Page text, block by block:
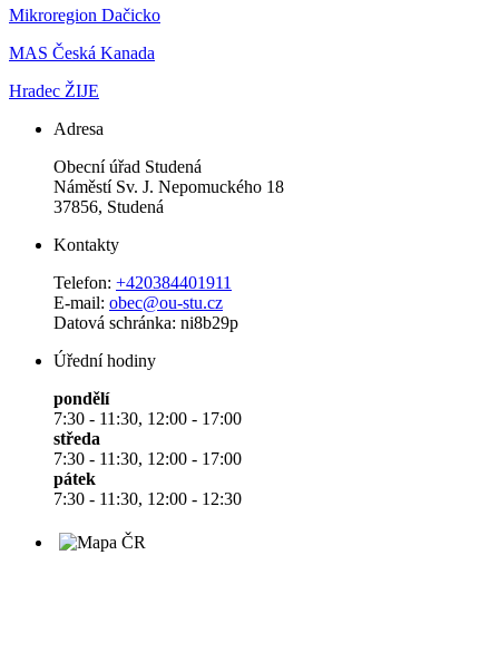
Mikroregion Dačicko
MAS Česká Kanada
Hradec ŽIJE
Adresa
Obecní úřad Studená
Náměstí Sv. J. Nepomuckého 18
37856, Studená
Kontakty
Telefon: +420384401911
E-mail: obec@ou-stu.cz
Datová schránka: ni8b29p
Úřední hodiny
pondělí
7:30 - 11:30, 12:00 - 17:00
středa
7:30 - 11:30, 12:00 - 17:00
pátek
7:30 - 11:30, 12:00 - 12:30